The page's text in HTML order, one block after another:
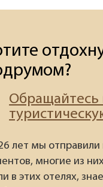
Обращайтесь
лет мы
многие из
в этих отелях,